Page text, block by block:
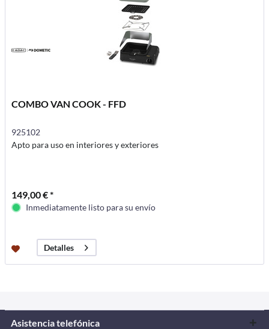
COMBO VAN COOK - FFD
925102
Apto para uso en interiores y exteriores
149,00 € *
Inmediatamente listo para su envío
Detalles
Asistencia telefónica